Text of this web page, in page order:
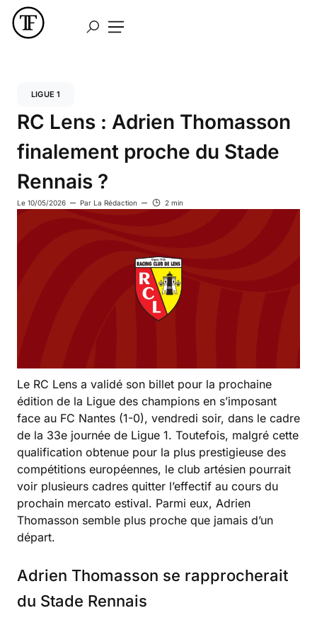
LIGUE 1
RC Lens : Adrien Thomasson
finalement proche du Stade
Rennais ?
Le 10/05/2026 Par La Rédaction 2 min
Le RC Lens a validé son billet pour la prochaine
édition de la Ligue des champions en s’imposant
face au FC Nantes (1-0), vendredi soir, dans le cadre
de la 33e journée de Ligue 1. Toutefois, malgré cette
qualification obtenue pour la plus prestigieuse des
compétitions européennes, le club artésien pourrait
voir plusieurs cadres quitter l’effectif au cours du
prochain mercato estival. Parmi eux, Adrien
Thomasson semble plus proche que jamais d’un
départ.
Adrien Thomasson se rapprocherait
du Stade Rennais